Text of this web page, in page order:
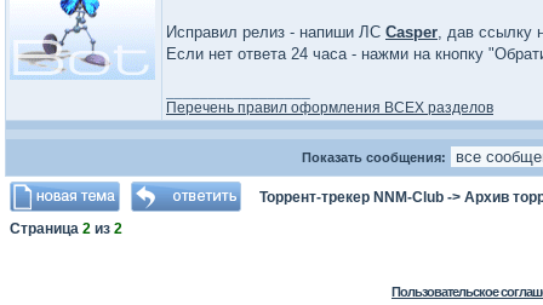
Исправил релиз - напиши ЛС Casper, дав ссылку
Если нет ответа 24 часа - нажми на кнопку
Перечень правил оформления ВСЕХ разделов
Показать сообщения:
Торрент-трекер NNM-Club -> Архив
Страница 2 из 2
Пользовательское